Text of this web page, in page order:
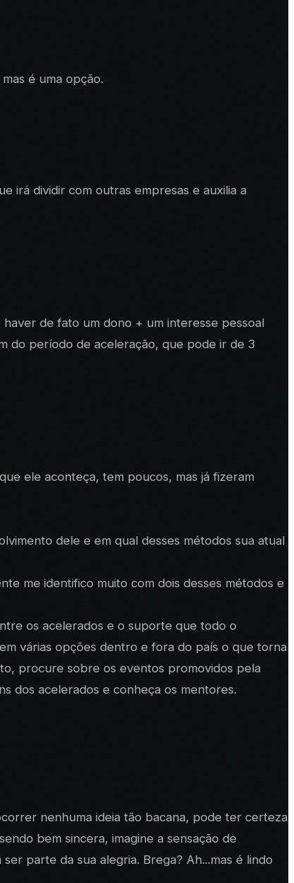
é uma opção.
irá dividir com outras empresas e auxilia a
de fato um dono + um interesse pessoal
do período de aceleração, que pode ir de 3
ele aconteça, tem poucos, mas já fizeram
dele e em qual desses métodos sua atual
me identifico muito com dois desses métodos e
os acelerados e o suporte que todo o
várias opções dentro e fora do país o que torna
procure sobre os eventos promovidos pela
dos acelerados e conheça os mentores.
nenhuma ideia tão bacana, pode ter certeza
bem sincera, imagine a sensação de
parte da sua alegria. Brega? Ah...mas é lindo